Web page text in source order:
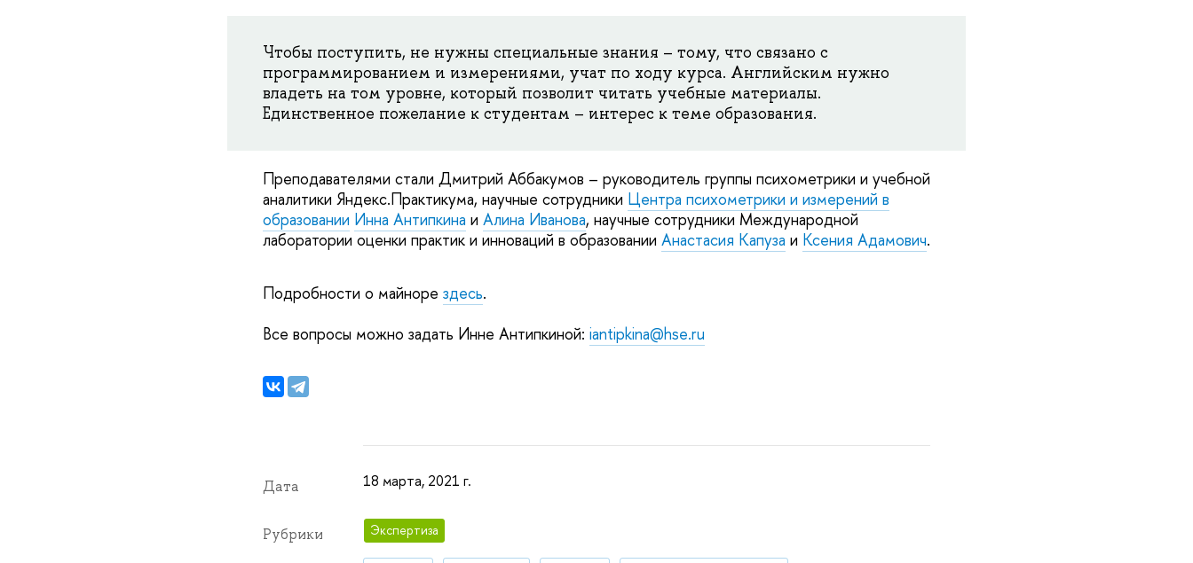
Чтобы поступить, не нужны специальные знания – тому, что связано с
программированием и измерениями, учат по ходу курса. Английским нужно
владеть на том уровне, который позволит читать учебные материалы.
Единственное пожелание к студентам – интерес к теме образования.
Преподавателями стали Дмитрий Аббакумов – руководитель группы психометрики и учебной
аналитики Яндекс.Практикума, научные сотрудники Центра психометрики и измерений в
образовании Инна Антипкина и Алина Иванова, научные сотрудники Международной
лаборатории оценки практик и инноваций в образовании Анастасия Капуза и Ксения Адамович.
Подробности о майноре здесь.
Все вопросы можно задать Инне Антипкиной: iantipkina@hse.ru
Дата 18 марта, 2021 г.
Рубрики Экспертиза